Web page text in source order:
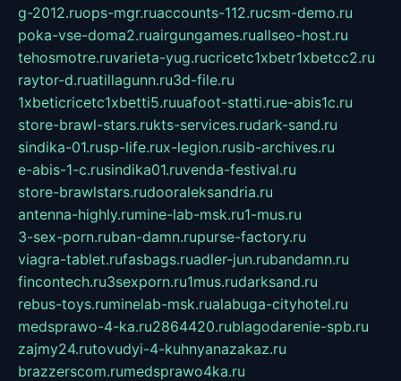
g-2012.ruops-mgr.ruaccounts-112.rucsm-demo.ru
poka-vse-doma2.ruairgungames.ruallseo-host.ru
tehosmotre.ruvarieta-yug.rucricetc1xbetr1xbetcc2.ru
raytor-d.ruatillagunn.ru3d-file.ru
1xbeticricetc1xbetti5.ruuafoot-statti.rue-abis1c.ru
store-brawl-stars.rukts-services.rudark-sand.ru
sindika-01.rusp-life.rux-legion.rusib-archives.ru
e-abis-1-c.rusindika01.ruvenda-festival.ru
store-brawlstars.rudooraleksandria.ru
antenna-highly.rumine-lab-msk.ru1-mus.ru
3-sex-porn.ruban-damn.rupurse-factory.ru
viagra-tablet.rufasbags.ruadler-jun.rubandamn.ru
fincontech.ru3sexporn.ru1mus.rudarksand.ru
rebus-toys.ruminelab-msk.rualabuga-cityhotel.ru
medsprawo-4-ka.ru2864420.rublagodarenie-spb.ru
zajmy24.rutovudyi-4-kuhnyanazakaz.ru
brazzerscom.rumedsprawo4ka.ru